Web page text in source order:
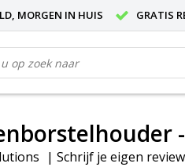
MORGEN IN HUIS GRATIS
| Schrijf je eigen review